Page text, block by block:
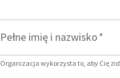
Pełne imię i nazwisko*
Organizacja wykorzysta to, aby Cię